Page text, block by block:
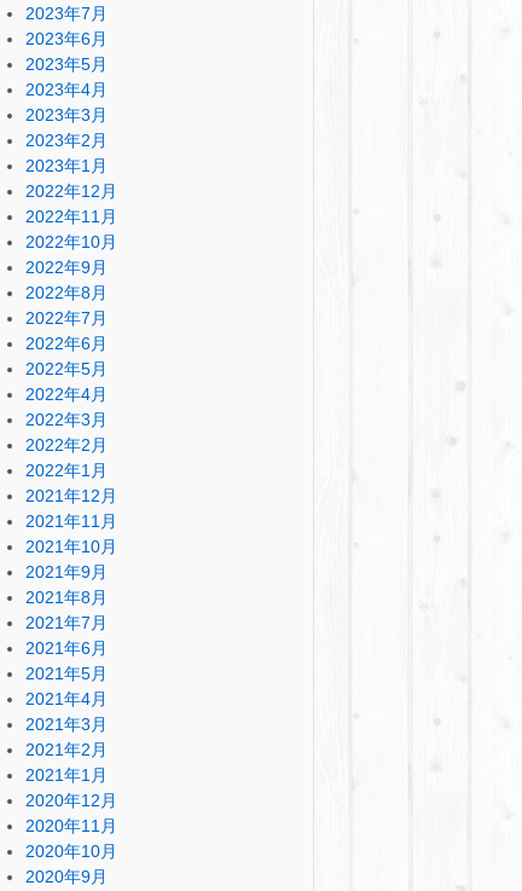
2023年7月
2023年6月
2023年5月
2023年4月
2023年3月
2023年2月
2023年1月
2022年12月
2022年11月
2022年10月
2022年9月
2022年8月
2022年7月
2022年6月
2022年5月
2022年4月
2022年3月
2022年2月
2022年1月
2021年12月
2021年11月
2021年10月
2021年9月
2021年8月
2021年7月
2021年6月
2021年5月
2021年4月
2021年3月
2021年2月
2021年1月
2020年12月
2020年11月
2020年10月
2020年9月